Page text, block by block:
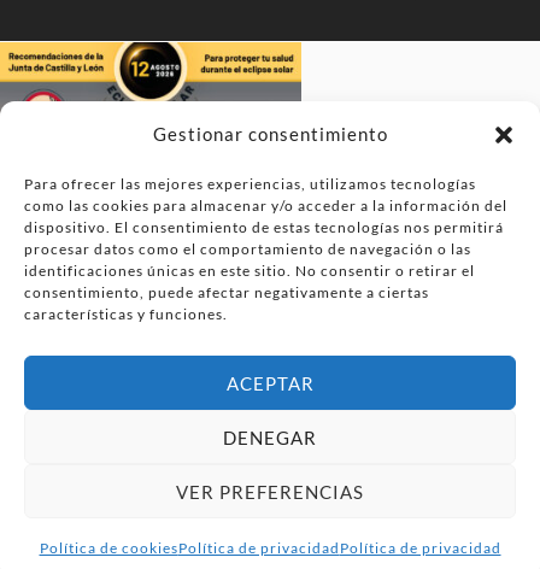
Gestionar consentimiento
Para ofrecer las mejores experiencias, utilizamos tecnologías
como las cookies para almacenar y/o acceder a la información del
dispositivo. El consentimiento de estas tecnologías nos permitirá
procesar datos como el comportamiento de navegación o las
identificaciones únicas en este sitio. No consentir o retirar el
consentimiento, puede afectar negativamente a ciertas
características y funciones.
ACEPTAR
DENEGAR
VER PREFERENCIAS
Política de cookiesPolítica de privacidad Política de privacidad